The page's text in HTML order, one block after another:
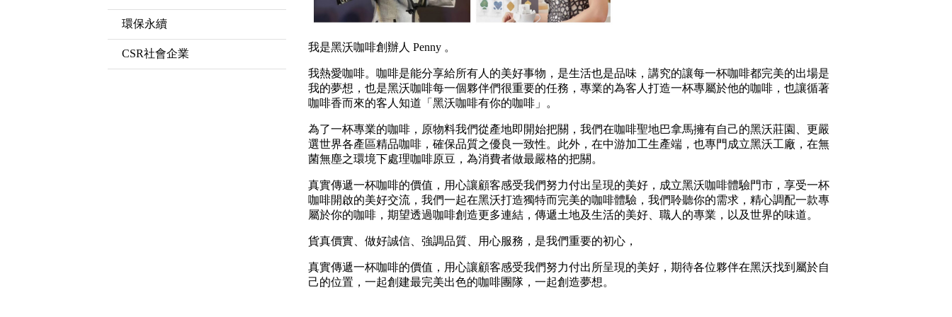
環保永續
CSR社會企業
我是黑沃咖啡創辦人 Penny 。
我熱愛咖啡。咖啡是能分享給所有人的美好事物，是生活也是品味，講究的讓每一杯咖啡都完美的出場是
我的夢想，也是黑沃咖啡每一個夥伴們很重要的任務，專業的為客人打造一杯專屬於他的咖啡，也讓循著
咖啡香而來的客人知道「黑沃咖啡有你的咖啡」。
為了一杯專業的咖啡，原物料我們從產地即開始把關，我們在咖啡聖地巴拿馬擁有自己的黑沃莊園、更嚴
選世界各產區精品咖啡，確保品質之優良一致性。此外，在中游加工生產端，也專門成立黑沃工廠，在無
菌無塵之環境下處理咖啡原豆，為消費者做最嚴格的把關。
真實傳遞一杯咖啡的價值，用心讓顧客感受我們努力付出呈現的美好，成立黑沃咖啡體驗門市，享受一杯
咖啡開啟的美好交流，我們一起在黑沃打造獨特而完美的咖啡體驗，我們聆聽你的需求，精心調配一款專
屬於你的咖啡，期望透過咖啡創造更多連結，傳遞土地及生活的美好、職人的專業，以及世界的味道。
貨真價實、做好誠信、強調品質、用心服務，是我們重要的初心，
真實傳遞一杯咖啡的價值，用心讓顧客感受我們努力付出所呈現的美好，期待各位夥伴在黑沃找到屬於自
己的位置，一起創建最完美出色的咖啡團隊，一起創造夢想。